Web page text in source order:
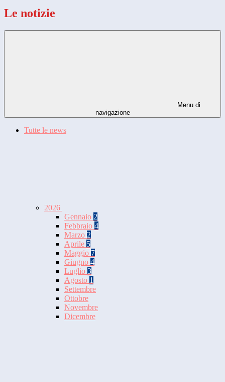
Le notizie
Menu di
navigazione
Tutte le news
2026
Gennaio 2
Febbraio 4
Marzo 2
Aprile 5
Maggio 7
Giugno 4
Luglio 3
Agosto 1
Settembre
Ottobre
Novembre
Dicembre